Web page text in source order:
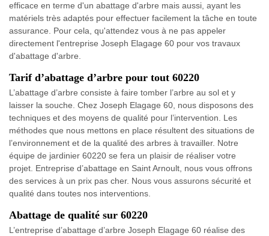
efficace en terme d'un abattage d'arbre mais aussi, ayant les
matériels très adaptés pour effectuer facilement la tâche en toute
assurance. Pour cela, qu'attendez vous à ne pas appeler
directement l'entreprise Joseph Elagage 60 pour vos travaux
d'abattage d'arbre.
Tarif d’abattage d’arbre pour tout 60220
L’abattage d’arbre consiste à faire tomber l’arbre au sol et y
laisser la souche. Chez Joseph Elagage 60, nous disposons des
techniques et des moyens de qualité pour l’intervention. Les
méthodes que nous mettons en place résultent des situations de
l’environnement et de la qualité des arbres à travailler. Notre
équipe de jardinier 60220 se fera un plaisir de réaliser votre
projet. Entreprise d’abattage en Saint Arnoult, nous vous offrons
des services à un prix pas cher. Nous vous assurons sécurité et
qualité dans toutes nos interventions.
Abattage de qualité sur 60220
L’entreprise d’abattage d’arbre Joseph Elagage 60 réalise des